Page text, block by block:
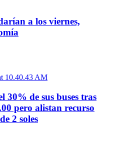
a los viernes,
30% de sus buses tras
pero alistan recurso
2 soles